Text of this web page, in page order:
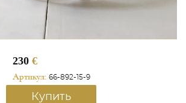
230€
Артикул: 66-892-15-9
Купить